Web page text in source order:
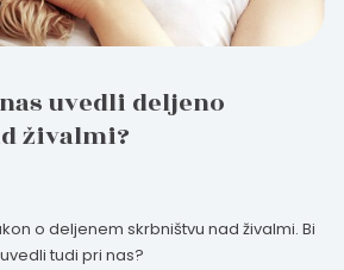
uvedli deljeno
živalmi?
o deljenem skrbništvu nad živalmi. Bi
tudi pri nas?